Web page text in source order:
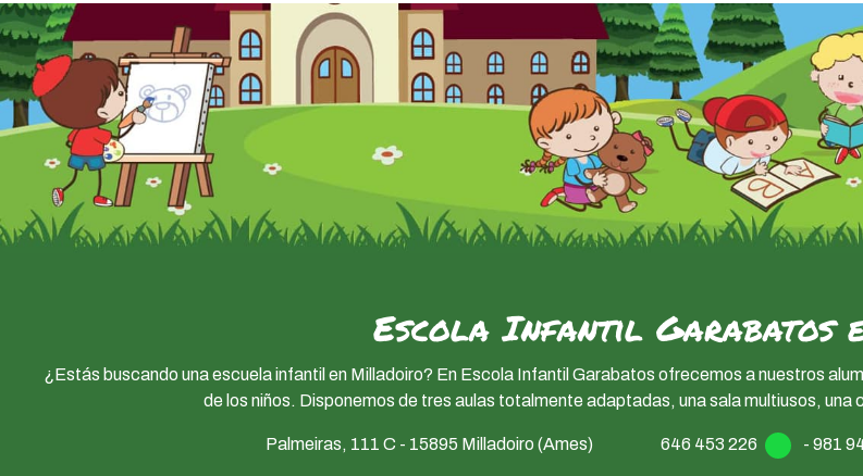
Escola Infantil Garabatos
¿Estás buscando una escuela infantil en Milladoiro? En Escola Infantil Garabatos ofrecemos a nuestros
de los niños. Disponemos de tres aulas totalmente adaptadas, una sala multiusos, una
Palmeiras, 111 C - 15895 Milladoiro (Ames) 646 453 226 - 981